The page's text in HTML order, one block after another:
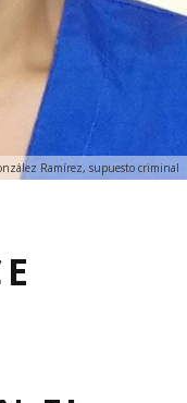
Ramírez, supuesto criminal